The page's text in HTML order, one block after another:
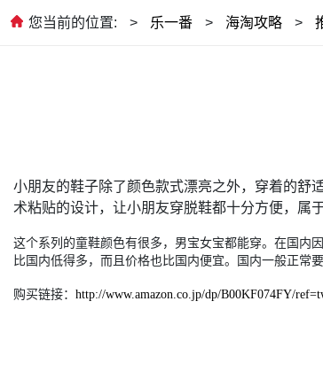
您当前的位置: > 乐一番 > 海淘攻略 >
小朋友的鞋子除了颜色款式漂亮之外，穿着的舒
术粘贴的设计，让小朋友穿脱鞋都十分方便，属
这个系列的童鞋颜色有很多，男宝女宝都能穿。在国内
比国内低得多，而且价格也比国内便宜。国内一般正常
购买链接： http://www.amazon.co.jp/dp/B00KF074FY/